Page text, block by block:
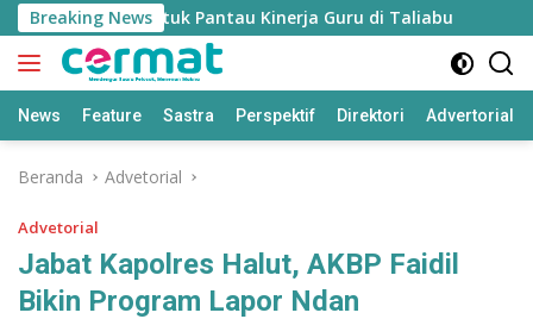
Langsung
ke
konten
Breaking News
Disiapkan untuk Pantau Kinerja Guru di Taliabu
News Feature Sastra Perspektif Direktori Advertorial
Beranda Advetorial
Advetorial
Jabat Kapolres Halut, AKBP Faidil
Bikin Program Lapor Ndan